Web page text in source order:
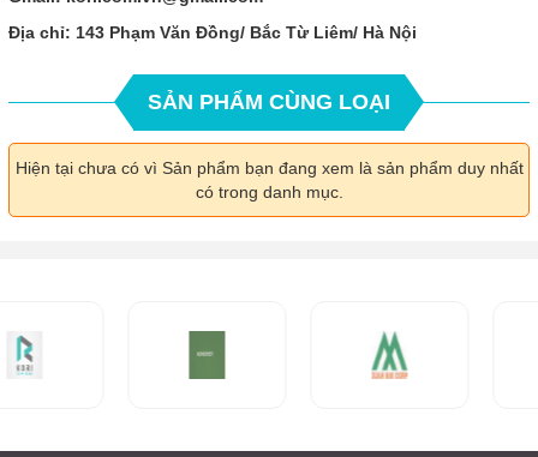
Địa chỉ: 143 Phạm Văn Đồng/ Bắc Từ Liêm/ Hà Nội
SẢN PHẨM CÙNG LOẠI
Hiện tại chưa có vì Sản phẩm bạn đang xem là sản phẩm duy nhất
có trong danh mục.